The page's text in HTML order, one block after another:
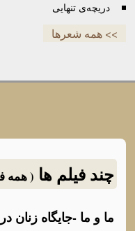
دریچه‌ی تنهایی
>> همه شعرها
چند فیلم ها ( همه
ما و ما -جایگاه‌ زنان